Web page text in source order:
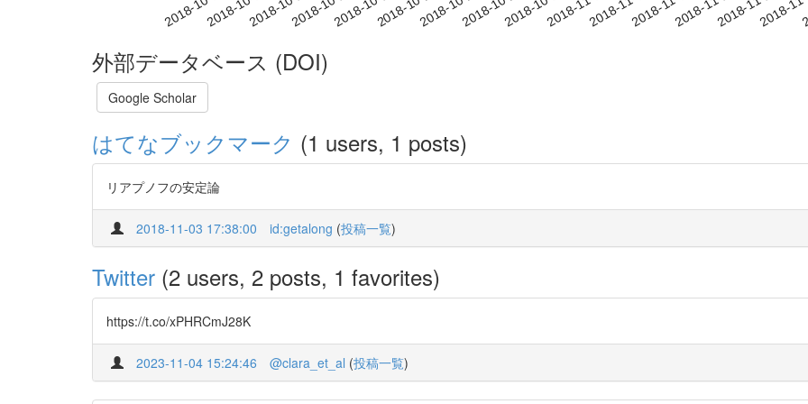
外部データベース (DOI)
Google Scholar
はてなブックマーク (1 users, 1 posts)
リアプノフの安定論
2018-11-03 17:38:00 id:getalong (投稿一覧)
Twitter (2 users, 2 posts, 1 favorites)
https://t.co/xPHRCmJ28K
2023-11-04 15:24:46 @clara_et_al (投稿一覧)